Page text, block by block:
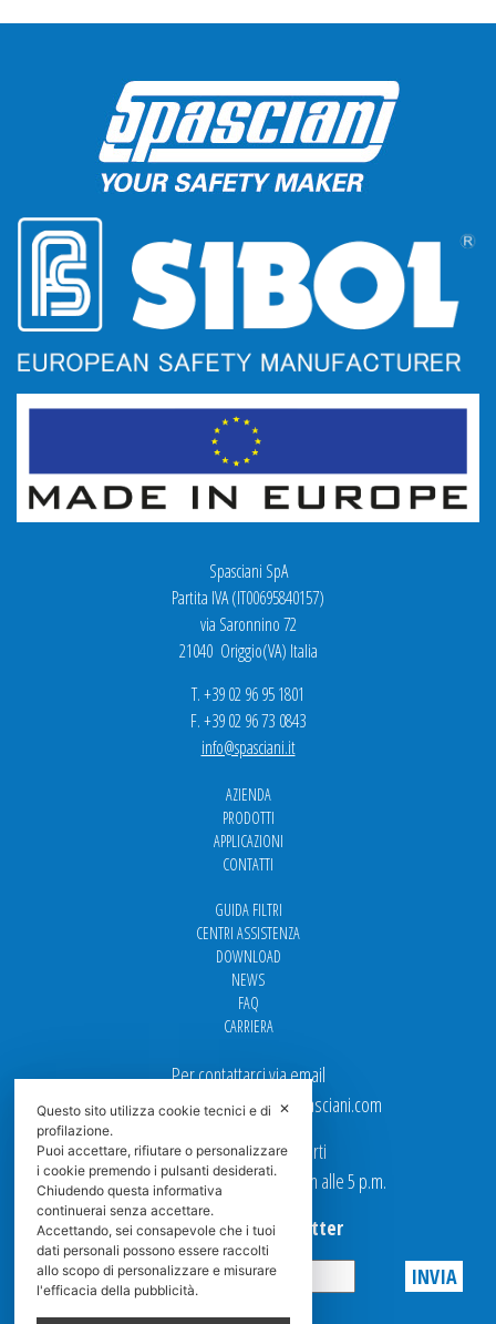
Spasciani SpA
Partita IVA (IT00695840157)
via Saronnino 72
21040 Origgio(VA) Italia
T. +39 02 96 95 1801
F. +39 02 96 73 0843
info@spasciani.it
AZIENDA
PRODOTTI
APPLICAZIONI
CONTATTI
GUIDA FILTRI
CENTRI ASSISTENZA
DOWNLOAD
NEWS
FAQ
CARRIERA
Per contattarci via email
Ufficio Vendite: italy.sales@spasciani.com
I nostri uffici sono aperti
dal Lunedi al Venerdi dalle 9 a.m alle 5 p.m.
Iscriviti alla Newsletter
Privacy
✕
Questo sito utilizza cookie tecnici e di
profilazione.
Puoi accettare, rifiutare o personalizzare
i cookie premendo i pulsanti desiderati.
Chiudendo questa informativa
continuerai senza accettare.
Accettando, sei consapevole che i tuoi
dati personali possono essere raccolti
allo scopo di personalizzare e misurare
l'efficacia della pubblicità.